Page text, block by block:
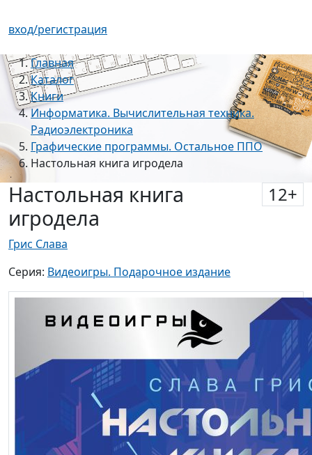
вход/регистрация
Главная
Каталог
Книги
Информатика. Вычислительная техника.
Радиоэлектроника
Графические программы. Остальное ППО
Настольная книга игродела
Настольная книга
игродела
12+
Грис Слава
Серия: Видеоигры. Подарочное издание